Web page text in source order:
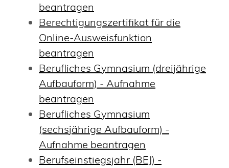
beantragen
Berechtigungszertifikat für die
Online-Ausweisfunktion
beantragen
Berufliches Gymnasium (dreijährige
Aufbauform) - Aufnahme
beantragen
Berufliches Gymnasium
(sechsjährige Aufbauform) -
Aufnahme beantragen
Berufseinstiegsjahr (BEJ) -